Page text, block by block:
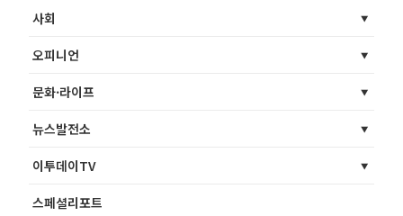
사회
오피니언
문화·라이프
뉴스발전소
이투데이TV
스페셜리포트